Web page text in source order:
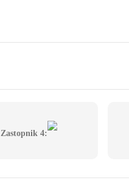
Zastopnik 4: